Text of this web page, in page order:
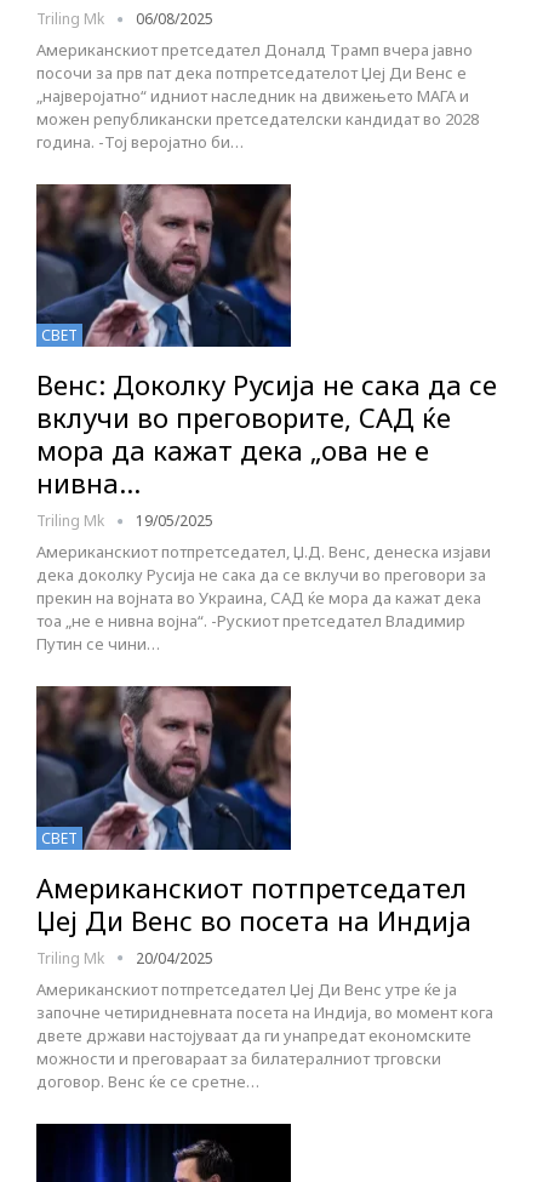
Triling Mk 06/08/2025
Американскиот претседател Доналд Трамп вчера јавно
посочи за прв пат дека потпретседателот Џеј Ди Венс е
„најверојатно“ идниот наследник на движењето МАГА и
можен републикански претседателски кандидат во 2028
година. -Тој веројатно би…
СВЕТ
Венс: Доколку Русија не сака да се
вклучи во преговорите, САД ќе
мора да кажат дека „ова не е
нивна…
Triling Mk 19/05/2025
Американскиот потпретседател, Џ.Д. Венс, денеска изјави
дека доколку Русија не сака да се вклучи во преговори за
прекин на војната во Украина, САД ќе мора да кажат дека
тоа „не е нивна војна“. -Рускиот претседател Владимир
Путин се чини…
СВЕТ
Американскиот потпретседател
Џеј Ди Венс во посета на Индија
Triling Mk 20/04/2025
Американскиот потпретседател Џеј Ди Венс утре ќе ја
започне четиридневната посета на Индија, во момент кога
двете држави настојуваат да ги унапредат економските
можности и преговараат за билатералниот трговски
договор. Венс ќе се сретне…